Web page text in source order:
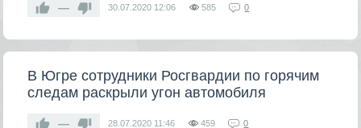
— 30.07.2020 12:06 585 0
В Югре сотрудники Росгвардии по горячим
следам раскрыли угон автомобиля
— 28.07.2020 11:46 459 0